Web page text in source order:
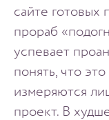
сайте готовых
прораб
успевает
понять, что
измеряются
проект. В